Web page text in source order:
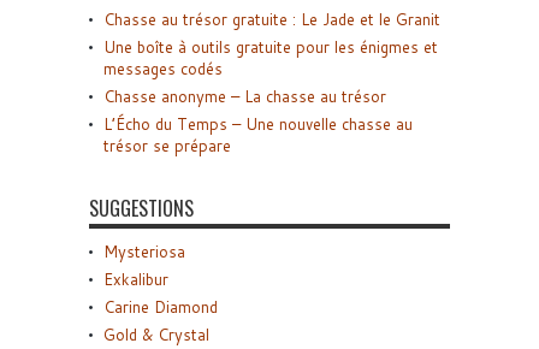
Chasse au trésor gratuite : Le Jade et le Granit
Une boîte à outils gratuite pour les énigmes et
messages codés
Chasse anonyme – La chasse au trésor
L’Écho du Temps – Une nouvelle chasse au
trésor se prépare
SUGGESTIONS
Mysteriosa
Exkalibur
Carine Diamond
Gold & Crystal